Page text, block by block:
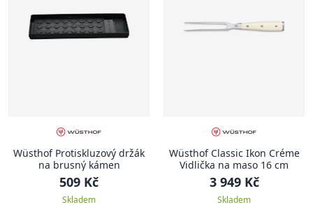
Wüsthof Protiskluzový držák
na brusný kámen
509 Kč
Skladem
Wüsthof Classic Ikon Créme
Vidlička na maso 16 cm
3 949 Kč
Skladem